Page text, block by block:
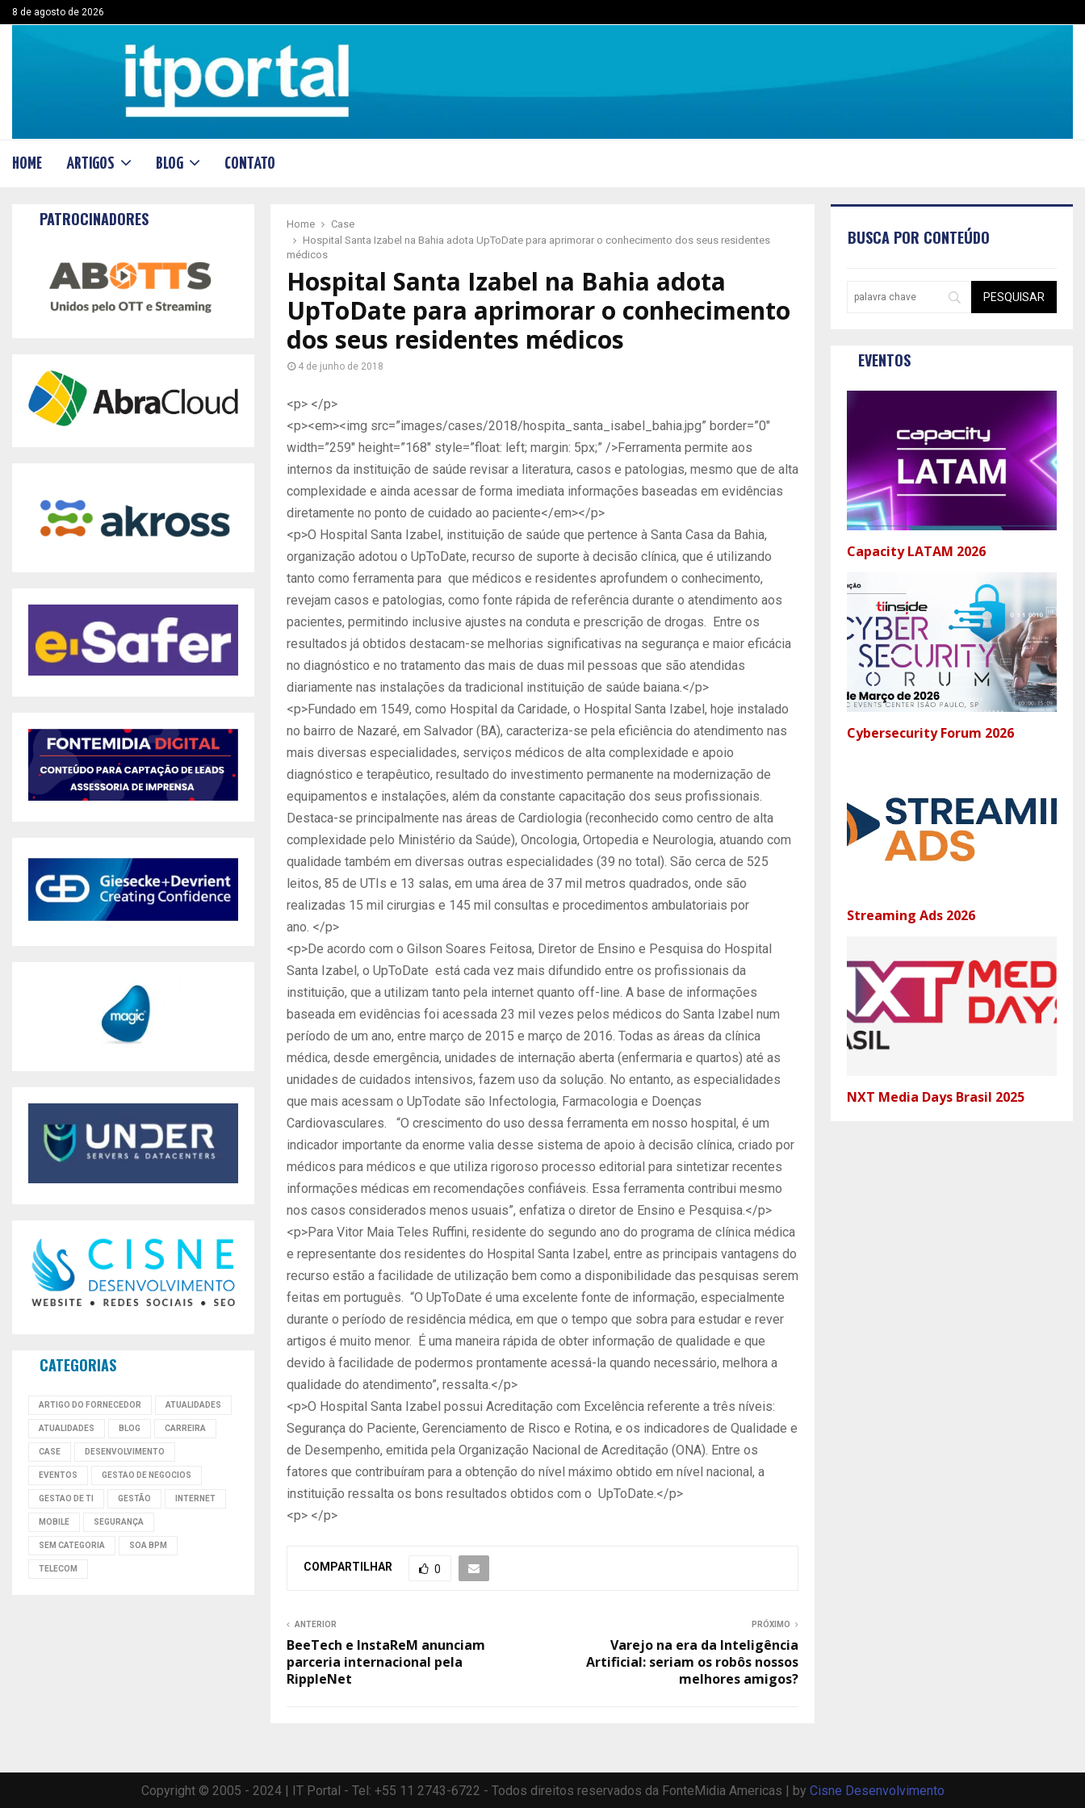
8 de agosto de 2026
HOME ARTIGOS BLOG CONTATO
Home
Case
Hospital Santa Izabel na Bahia adota UpToDate para aprimorar o conhecimento dos seus residentes
médicos
Hospital Santa Izabel na Bahia adota
UpToDate para aprimorar o conhecimento
dos seus residentes médicos
4 de junho de 2018
<p> </p>
<p><em><img src=”images/cases/2018/hospita_santa_isabel_bahia.jpg” border=”0″
width=”259″ height=”168″ style=”float: left; margin: 5px;” />Ferramenta permite aos
internos da instituição de saúde revisar a literatura, casos e patologias, mesmo que de alta
complexidade e ainda acessar de forma imediata informações baseadas em evidências
diretamente no ponto de cuidado ao paciente</em></p>
<p>O Hospital Santa Izabel, instituição de saúde que pertence à Santa Casa da Bahia,
organização adotou o UpToDate, recurso de suporte à decisão clínica, que é utilizando
tanto como ferramenta para que médicos e residentes aprofundem o conhecimento,
revejam casos e patologias, como fonte rápida de referência durante o atendimento aos
pacientes, permitindo inclusive ajustes na conduta e prescrição de drogas. Entre os
resultados já obtidos destacam-se melhorias significativas na segurança e maior eficácia
no diagnóstico e no tratamento das mais de duas mil pessoas que são atendidas
diariamente nas instalações da tradicional instituição de saúde baiana.</p>
<p>Fundado em 1549, como Hospital da Caridade, o Hospital Santa Izabel, hoje instalado
no bairro de Nazaré, em Salvador (BA), caracteriza-se pela eficiência do atendimento nas
mais diversas especialidades, serviços médicos de alta complexidade e apoio
diagnóstico e terapêutico, resultado do investimento permanente na modernização de
equipamentos e instalações, além da constante capacitação dos seus profissionais.
Destaca-se principalmente nas áreas de Cardiologia (reconhecido como centro de alta
complexidade pelo Ministério da Saúde), Oncologia, Ortopedia e Neurologia, atuando com
qualidade também em diversas outras especialidades (39 no total). São cerca de 525
leitos, 85 de UTIs e 13 salas, em uma área de 37 mil metros quadrados, onde são
realizadas 15 mil cirurgias e 145 mil consultas e procedimentos ambulatoriais por
ano. </p>
<p>De acordo com o Gilson Soares Feitosa, Diretor de Ensino e Pesquisa do Hospital
Santa Izabel, o UpToDate está cada vez mais difundido entre os profissionais da
instituição, que a utilizam tanto pela internet quanto off-line. A base de informações
baseada em evidências foi acessada 23 mil vezes pelos médicos do Santa Izabel num
período de um ano, entre março de 2015 e março de 2016. Todas as áreas da clínica
médica, desde emergência, unidades de internação aberta (enfermaria e quartos) até as
unidades de cuidados intensivos, fazem uso da solução. No entanto, as especialidades
que mais acessam o UpTodate são Infectologia, Farmacologia e Doenças
Cardiovasculares. “O crescimento do uso dessa ferramenta em nosso hospital, é um
indicador importante da enorme valia desse sistema de apoio à decisão clínica, criado por
médicos para médicos e que utiliza rigoroso processo editorial para sintetizar recentes
informações médicas em recomendações confiáveis. Essa ferramenta contribui mesmo
nos casos considerados menos usuais”, enfatiza o diretor de Ensino e Pesquisa.</p>
<p>Para Vitor Maia Teles Ruffini, residente do segundo ano do programa de clínica médica
e representante dos residentes do Hospital Santa Izabel, entre as principais vantagens do
recurso estão a facilidade de utilização bem como a disponibilidade das pesquisas serem
feitas em português. “O UpToDate é uma excelente fonte de informação, especialmente
durante o período de residência médica, em que o tempo que sobra para estudar e rever
artigos é muito menor. É uma maneira rápida de obter informação de qualidade e que
devido à facilidade de podermos prontamente acessá-la quando necessário, melhora a
qualidade do atendimento”, ressalta.</p>
<p>O Hospital Santa Izabel possui Acreditação com Excelência referente a três níveis:
Segurança do Paciente, Gerenciamento de Risco e Rotina, e os indicadores de Qualidade e
de Desempenho, emitida pela Organização Nacional de Acreditação (ONA). Entre os
fatores que contribuíram para a obtenção do nível máximo obtido em nível nacional, a
instituição ressalta os bons resultados obtidos com o UpToDate.</p>
<p> </p>
COMPARTILHAR 0
ANTERIOR
BeeTech e InstaReM anunciam
parceria internacional pela
RippleNet
PRÓXIMO
Varejo na era da Inteligência
Artificial: seriam os robôs nossos
melhores amigos?
PATROCINADORES
CATEGORIAS
ARTIGO DO FORNECEDOR ATUALIDADES
ATUALIDADES BLOG CARREIRA
CASE DESENVOLVIMENTO
EVENTOS GESTAO DE NEGOCIOS
GESTAO DE TI GESTÃO INTERNET
MOBILE SEGURANÇA
SEM CATEGORIA SOA BPM
TELECOM
BUSCA POR CONTEÚDO
EVENTOS
Capacity LATAM 2026
Cybersecurity Forum 2026
Streaming Ads 2026
NXT Media Days Brasil 2025
Copyright © 2005 - 2024 | IT Portal - Tel: +55 11 2743-6722 - Todos direitos reservados da FonteMidia Americas | by Cisne Desenvolvimento